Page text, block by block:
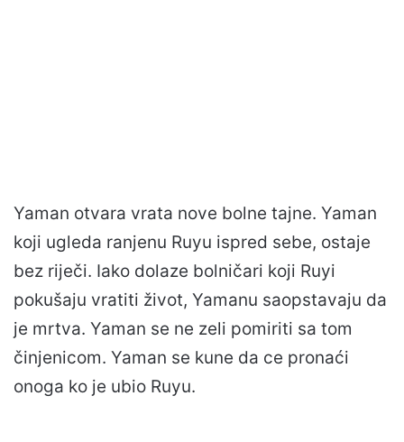
Yaman otvara vrata nove bolne tajne. Yaman
koji ugleda ranjenu Ruyu ispred sebe, ostaje
bez riječi. Iako dolaze bolničari koji Ruyi
pokušaju vratiti život, Yamanu saopstavaju da
je mrtva. Yaman se ne zeli pomiriti sa tom
činjenicom. Yaman se kune da ce pronaći
onoga ko je ubio Ruyu.